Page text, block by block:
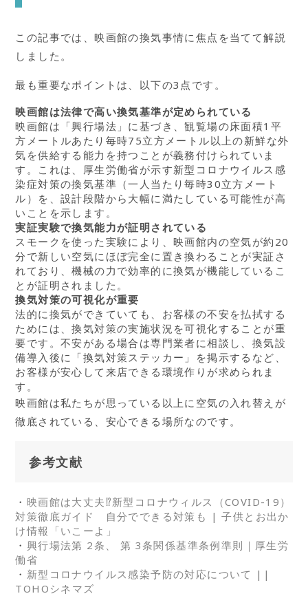
この記事では、映画館の換気事情に焦点を当てて解説
しました。
最も重要なポイントは、以下の3点です。
映画館は法律で高い換気基準が定められている
映画館は「興行場法」に基づき、観覧場の床面積1平
方メートルあたり毎時75立方メートル以上の新鮮な外
気を供給する能力を持つことが義務付けられていま
す。これは、厚生労働省が示す新型コロナウイルス感
染症対策の換気基準（一人当たり毎時30立方メート
ル）を、設計段階から大幅に満たしている可能性が高
いことを示します。
実証実験で換気能力が証明されている
スモークを使った実験により、映画館内の空気が約20
分で新しい空気にほぼ完全に置き換わることが実証さ
れており、機械の力で効率的に換気が機能しているこ
とが証明されました。
換気対策の可視化が重要
法的に換気ができていても、お客様の不安を払拭する
ためには、換気対策の実施状況を可視化することが重
要です。不安がある場合は専門業者に相談し、換気設
備導入後に「換気対策ステッカー」を掲示するなど、
お客様が安心して来店できる環境作りが求められま
す。
映画館は私たちが思っている以上に空気の入れ替えが
徹底されている、安心できる場所なのです。
参考文献
・ 映画館は大丈夫⁉新型コロナウィルス（COVID-19）
対策徹底ガイド 自分でできる対策も | 子供とお出か
け情報「いこーよ」
・ 興行場法第 2条、 第 3条関係基準条例準則｜厚生労
働省
・ 新型コロナウイルス感染予防の対応について ||
TOHOシネマズ